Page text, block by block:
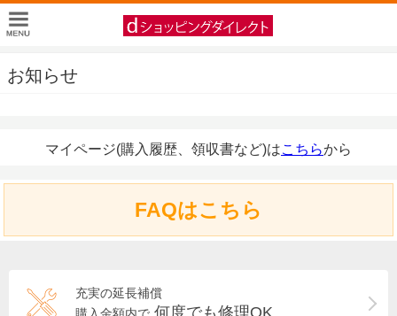
お知らせ
マイページ(購入履歴、領収書など)はこちらから
FAQはこちら
充実の延長補償
何度でも修理OK